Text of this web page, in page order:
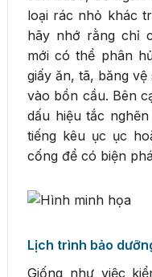
loại rác nhỏ khác
hãy nhớ rằng chỉ
mới có thể phân
giấy ăn, tã, băng
vào bồn cầu. Bên
dấu hiệu tắc
tiếng kêu ục ục
cống để có biện
Lịch trình bảo
Giống như việc